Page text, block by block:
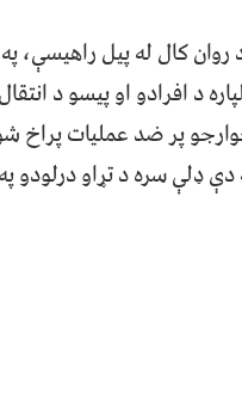
روان کال له پیل راهیسې،
د افرادو او پیسو د
پر ضد عملیات پراخ
ډلې سره د تړاو درلودو